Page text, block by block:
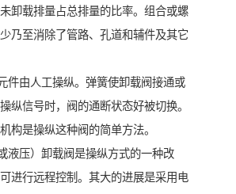
卸载排量占总排量的比率。组合或螺
乃至消除了管路、孔道和辅件及其它
由人工操纵。弹簧使卸载阀接通或
纵信号时，阀的通断状态好被切换。
构是操纵这种阀的简单方法。
压）卸载阀是操纵方式的一种改
进行远程控制。其大的进展是采用电